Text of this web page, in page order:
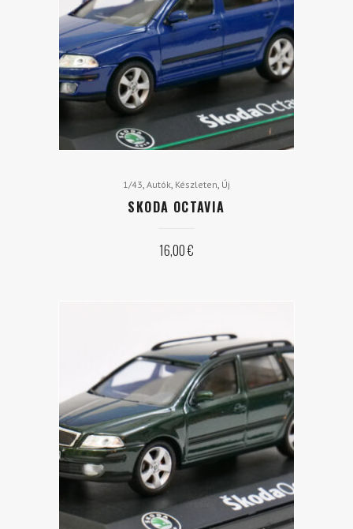
1/43, Autók, Készleten, Új
SKODA OCTAVIA
16,00€